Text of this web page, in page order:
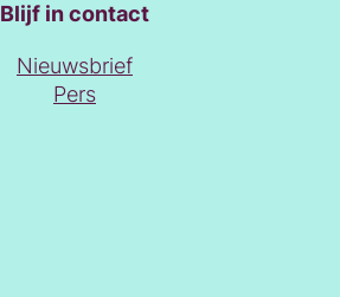
Blijf in contact
Nieuwsbrief
Pers